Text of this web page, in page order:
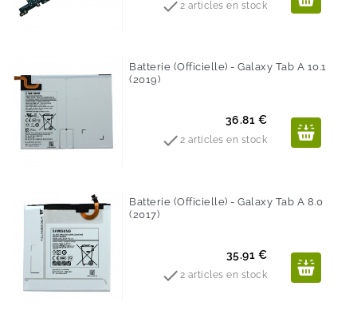
 2 articles en stock
Batterie (Officielle) - Galaxy Tab A 10.1
(2019)
Prix
36.81 €
 2 articles en stock
Batterie (Officielle) - Galaxy Tab A 8.0
(2017)
Prix
35.91 €
 2 articles en stock